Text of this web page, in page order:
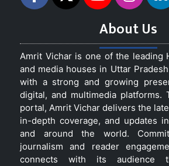
About Us
Amrit Vichar is one of the leading
and media houses in Uttar
with a strong and growing
digital, and multimedia platforms.
portal, Amrit Vichar delivers the
in-depth coverage, and updates
and around the world.
journalism and reader
connects with its audience